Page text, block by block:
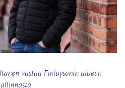
vastaa Finlaysonin alueen